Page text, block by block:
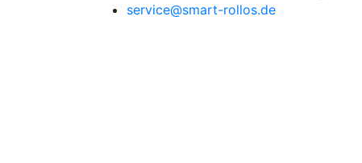
service@smart-rollos.de